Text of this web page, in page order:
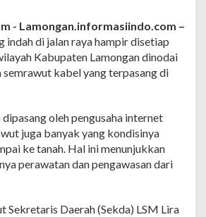
k
a
k
- Lamongan.informasiindo.com –
indah di jalan raya hampir disetiap
Kabupaten Lamongan dinodai
semrawut kabel yang terpasang di
oleh pengusaha internet
juga banyak yang kondisinya
ke tanah. Hal ini menunjukkan
perawatan dan pengawasan dari
Sekretaris Daerah (Sekda) LSM Lira